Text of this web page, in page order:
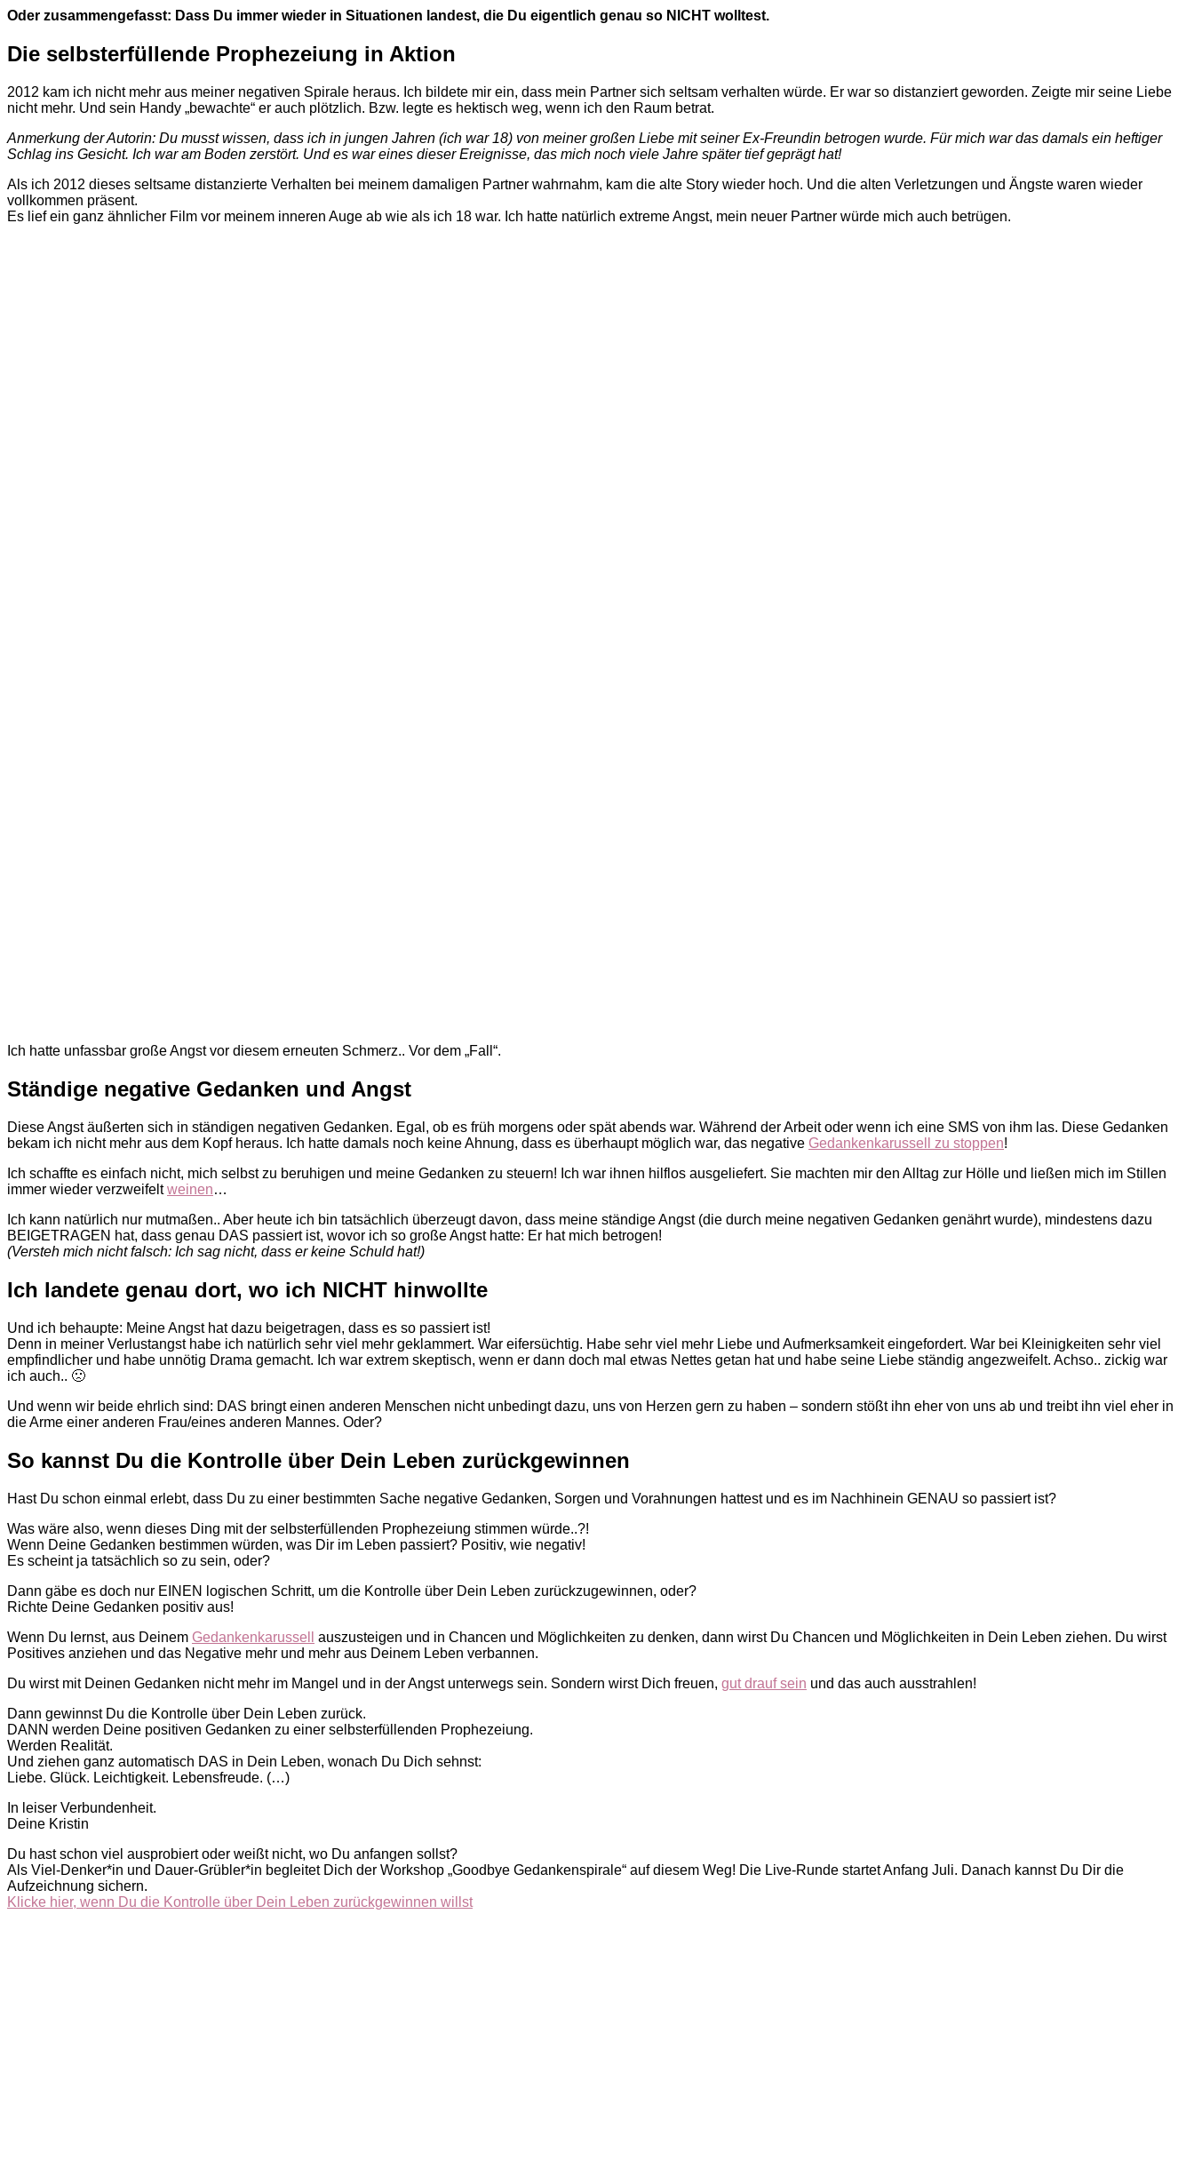
Oder zusammengefasst: Dass Du immer wieder in Situationen landest, die Du eigentlich genau so NICHT wolltest.
Die selbsterfüllende Prophezeiung in Aktion
2012 kam ich nicht mehr aus meiner negativen Spirale heraus. Ich bildete mir ein, dass mein Partner sich seltsam verhalten würde. Er war so distanziert geworden. Zeigte mir seine Liebe
nicht mehr. Und sein Handy „bewachte“ er auch plötzlich. Bzw. legte es hektisch weg, wenn ich den Raum betrat.
Anmerkung der Autorin: Du musst wissen, dass ich in jungen Jahren (ich war 18) von meiner großen Liebe mit seiner Ex-Freundin betrogen wurde. Für mich war das damals ein heftiger
Schlag ins Gesicht. Ich war am Boden zerstört. Und es war eines dieser Ereignisse, das mich noch viele Jahre später tief geprägt hat!
Als ich 2012 dieses seltsame distanzierte Verhalten bei meinem damaligen Partner wahrnahm, kam die alte Story wieder hoch. Und die alten Verletzungen und Ängste waren wieder
vollkommen präsent.
Es lief ein ganz ähnlicher Film vor meinem inneren Auge ab wie als ich 18 war. Ich hatte natürlich extreme Angst, mein neuer Partner würde mich auch betrügen.
Ich hatte unfassbar große Angst vor diesem erneuten Schmerz.. Vor dem „Fall“.
Ständige negative Gedanken und Angst
Diese Angst äußerten sich in ständigen negativen Gedanken. Egal, ob es früh morgens oder spät abends war. Während der Arbeit oder wenn ich eine SMS von ihm las. Diese Gedanken
bekam ich nicht mehr aus dem Kopf heraus. Ich hatte damals noch keine Ahnung, dass es überhaupt möglich war, das negative Gedankenkarussell zu stoppen!
Ich schaffte es einfach nicht, mich selbst zu beruhigen und meine Gedanken zu steuern! Ich war ihnen hilflos ausgeliefert. Sie machten mir den Alltag zur Hölle und ließen mich im Stillen
immer wieder verzweifeltweinen…
Ich kann natürlich nur mutmaßen.. Aber heute ich bin tatsächlich überzeugt davon, dass meine ständige Angst (die durch meine negativen Gedanken genährt wurde), mindestens dazu
BEIGETRAGEN hat, dass genau DAS passiert ist, wovor ich so große Angst hatte: Er hat mich betrogen!
(Versteh mich nicht falsch: Ich sag nicht, dass er keine Schuld hat!)
Ich landete genau dort, wo ich NICHT hinwollte
Und ich behaupte: Meine Angst hat dazu beigetragen, dass es so passiert ist!
Denn in meiner Verlustangst habe ich natürlich sehr viel mehr geklammert. War eifersüchtig. Habe sehr viel mehr Liebe und Aufmerksamkeit eingefordert. War bei Kleinigkeiten sehr viel
empfindlicher und habe unnötig Drama gemacht. Ich war extrem skeptisch, wenn er dann doch mal etwas Nettes getan hat und habe seine Liebe ständig angezweifelt. Achso.. zickig war
ich auch.. 🙁
Und wenn wir beide ehrlich sind: DAS bringt einen anderen Menschen nicht unbedingt dazu, uns von Herzen gern zu haben – sondern stößt ihn eher von uns ab und treibt ihn viel eher in
die Arme einer anderen Frau/eines anderen Mannes. Oder?
So kannst Du die Kontrolle über Dein Leben zurückgewinnen
Hast Du schon einmal erlebt, dass Du zu einer bestimmten Sache negative Gedanken, Sorgen und Vorahnungen hattest und es im Nachhinein GENAU so passiert ist?
Was wäre also, wenn dieses Ding mit der selbsterfüllenden Prophezeiung stimmen würde..?!
Wenn Deine Gedanken bestimmen würden, was Dir im Leben passiert? Positiv, wie negativ!
Es scheint ja tatsächlich so zu sein, oder?
Dann gäbe es doch nur EINEN logischen Schritt, um die Kontrolle über Dein Leben zurückzugewinnen, oder?
Richte Deine Gedanken positiv aus!
Wenn Du lernst, aus Deinem Gedankenkarussell
auszusteigen und in Chancen und Möglichkeiten zu denken, dann wirst Du Chancen und Möglichkeiten in Dein Leben ziehen. Du wirst
Positives anziehen und das Negative mehr und mehr aus Deinem Leben verbannen.
Du wirst mit Deinen Gedanken nicht mehr im Mangel und in der Angst unterwegs sein. Sondern wirst Dich freuen, gut drauf sein und das auch ausstrahlen!
Dann gewinnst Du die Kontrolle über Dein Leben zurück.
DANN werden Deine positiven Gedanken zu einer selbsterfüllenden Prophezeiung.
Werden Realität.
Und ziehen ganz automatisch DAS in Dein Leben, wonach Du Dich sehnst:
Liebe. Glück. Leichtigkeit. Lebensfreude. (…)
In leiser Verbundenheit.
Deine Kristin
Du hast schon viel ausprobiert oder weißt nicht, wo Du anfangen sollst?
Als Viel-Denker*in und Dauer-Grübler*in begleitet Dich der Workshop „Goodbye Gedankenspirale“ auf diesem Weg! Die Live-Runde startet Anfang Juli. Danach kannst Du Dir die
Aufzeichnung sichern.
Klicke hier, wenn Du die Kontrolle über Dein Leben zurückgewinnen willst